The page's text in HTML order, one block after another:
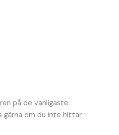
på de vanligaste
gärna om du inte hittar